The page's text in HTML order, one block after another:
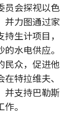
员会探视以色
并力图通过家
生计项目，
水电供应。
民众，促进他
特拉维夫、
并支持巴勒斯
。